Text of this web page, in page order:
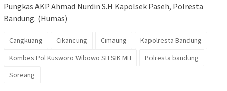
Pungkas AKP Ahmad Nurdin S.H Kapolsek Paseh, Polresta
Bandung. (Humas)
Cangkuang Cikancung Cimaung
Kapolresta Bandung
Kombes Pol Kusworo Wibowo SH SIK MH
Polresta bandung
Soreang